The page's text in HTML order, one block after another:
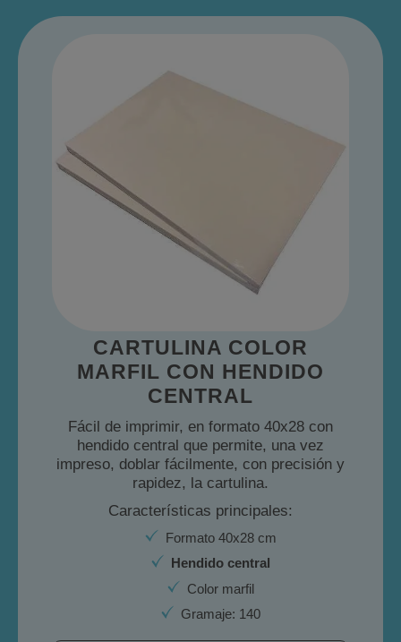
CARTULINA COLOR
MARFIL CON HENDIDO
CENTRAL
Fácil de imprimir, en formato 40x28 con
hendido central que permite, una vez
impreso, doblar fácilmente, con precisión y
rapidez, la cartulina.
Características principales:
Formato 40x28 cm
Hendido central
Color marfil
Gramaje: 140